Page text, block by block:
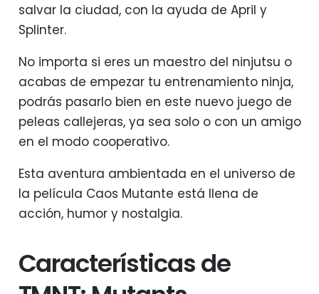
salvar la ciudad, con la ayuda de April y
Splinter.
No importa si eres un maestro del ninjutsu o
acabas de empezar tu entrenamiento ninja,
podrás pasarlo bien en este nuevo juego de
peleas callejeras, ya sea solo o con un amigo
en el modo cooperativo.
Esta aventura ambientada en el universo de
la película Caos Mutante está llena de
acción, humor y nostalgia.
Características de